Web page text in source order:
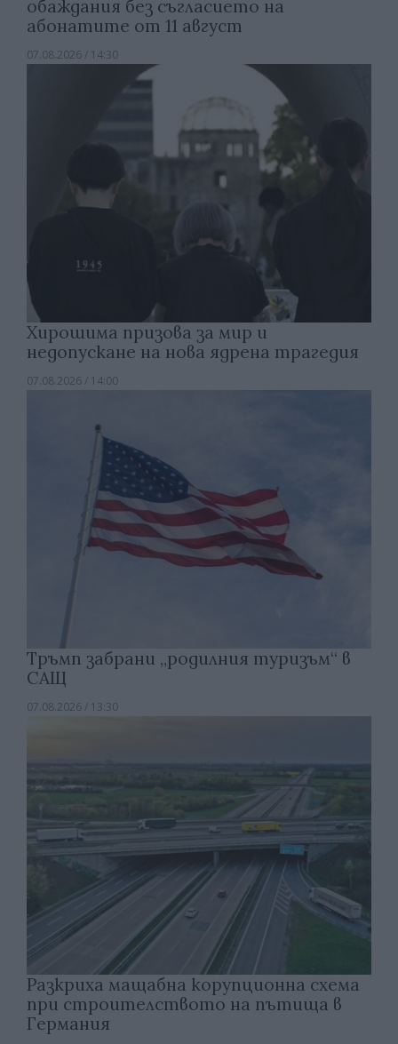
обаждания без съгласието на
абонатите от 11 август
07.08.2026 / 14:30
Хирошима призова за мир и
недопускане на нова ядрена трагедия
07.08.2026 / 14:00
Тръмп забрани „родилния туризъм“ в
САЩ
07.08.2026 / 13:30
Разкриха мащабна корупционна схема
при строителството на пътища в
Германия